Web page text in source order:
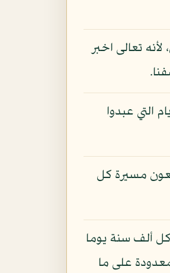
لأنه تعالى اخبر
التي عبدوا
مسيرة كل
ألف سنة يوما
معدودة على ما